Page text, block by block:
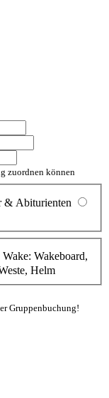
zuordnen können
& Abiturienten
Wake: Wakeboard,
Helm
Gruppenbuchung!